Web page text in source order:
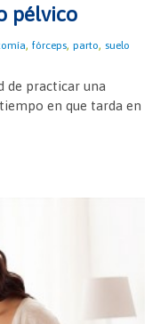
pélvico
, fórceps, parto, suelo
de practicar una
en que tarda en